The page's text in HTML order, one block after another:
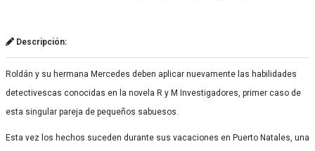
Descripción:
Roldán y su hermana Mercedes deben aplicar nuevamente las habilidades
detectivescas conocidas en la novela R y M Investigadores, primer caso de
esta singular pareja de pequeños sabuesos.
Esta vez los hechos suceden durante sus vacaciones en Puerto Natales, una